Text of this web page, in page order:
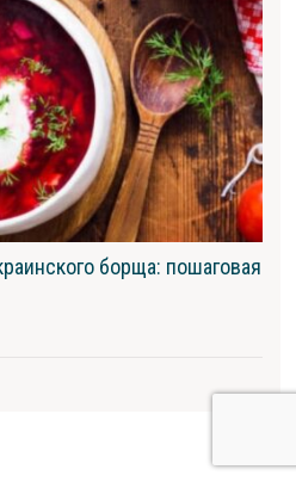
борща: пошаговая